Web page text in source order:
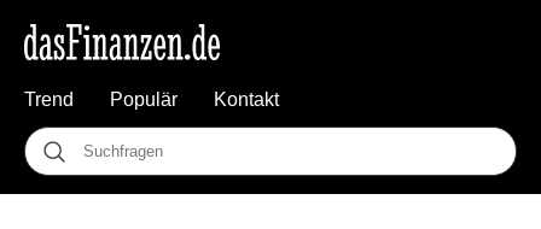
Trend Populär Kontakt